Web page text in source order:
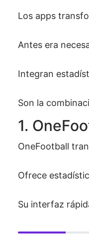
Los apps
Antes era
Integran
Son la
1.
OneFootball
Ofrece
Su interfaz